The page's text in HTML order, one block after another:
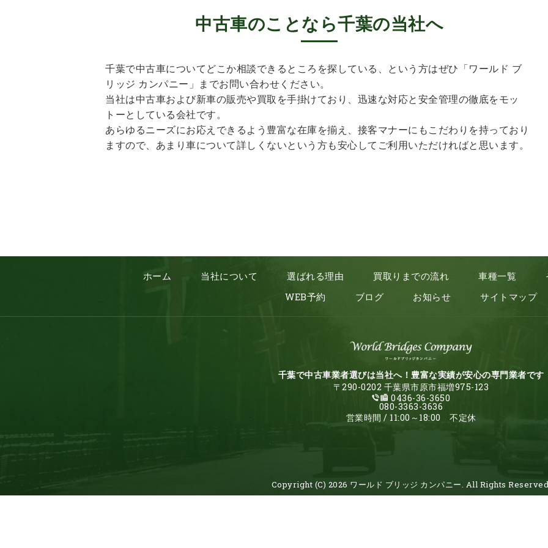
中古車のことなら千葉の当社へ
千葉で中古車についてどこか相談できるところを探している、という方はぜひ「ワールド ブ
リッジ カンパニー」までお問い合わせください。
当社は中古車および新車の販売や買取を手掛けており、迅速な対応と安全管理の徹底をモッ
トーとしている会社です。
あらゆるニーズにお応えできるよう豊富な在庫を揃え、接客マナーにもこだわりを持っており
ますので、あまり車について詳しくないという方も安心してご利用いただければと思います。
ホーム 当社について 選ばれる理由 買取りまでの流れ 車種一覧
WEB予約
ブログ お知らせ サイトマップ
千葉で中古車業者選びは当社へ！豊富な実績が安心の専門業者です
〒290-0202 千葉県市原市福増975-123
0436-36-3650
080-3363-3636
営業時間 / 11:00～18:00 不定休
Copyright (C) 2026 ワールド ブリッジ カンパニー. All Rights